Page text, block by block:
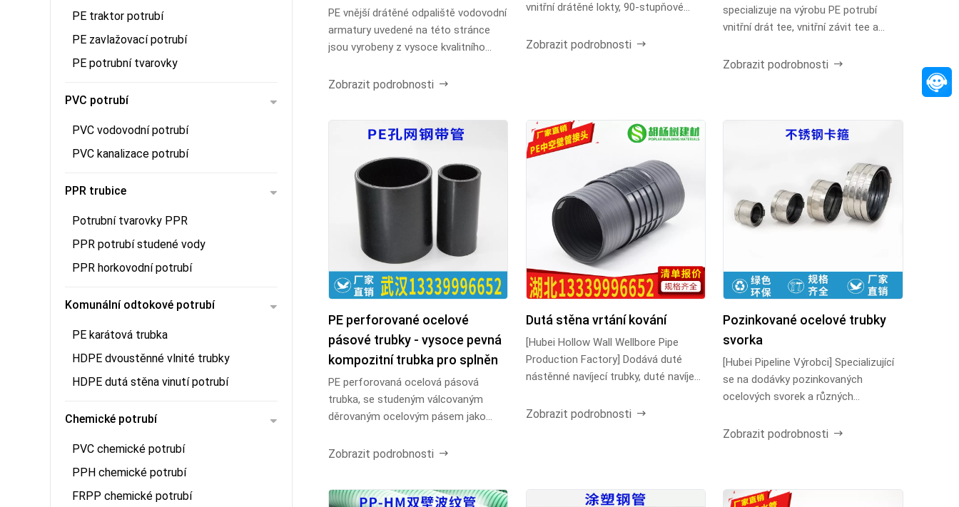
PE traktor potrubí
PE zavlažovací potrubí
PE potrubní tvarovky
PVC potrubí
PVC vodovodní potrubí
PVC kanalizace potrubí
PPR trubice
Potrubní tvarovky PPR
PPR potrubí studené vody
PPR horkovodní potrubí
Komunální odtokové potrubí
PE karátová trubka
HDPE dvoustěnné vlnité trubky
HDPE dutá stěna vinutí potrubí
Chemické potrubí
PVC chemické potrubí
PPH chemické potrubí
FRPP chemické potrubí
PE vnější drátěné odpaliště vodovodní
armatury uvedené na této stránce
jsou vyrobeny z vysoce kvalitního
Zobrazit podrobnosti
vnitřní drátěné lokty, 90-stupňové
Zobrazit podrobnosti
specializuje na výrobu PE potrubí
vnitřní drát tee, vnitřní závit tee a
Zobrazit podrobnosti
PE perforované ocelové
pásové trubky - vysoce pevná
kompozitní trubka pro splněn
PE perforovaná ocelová pásová
trubka, se studeným válcovaným
děrovaným ocelovým pásem jako
Zobrazit podrobnosti
Dutá stěna vrtání kování
[Hubei Hollow Wall Wellbore Pipe
Production Factory] Dodává duté
nástěnné navíjecí trubky, duté navíjecí
Zobrazit podrobnosti
Pozinkované ocelové trubky
svorka
[Hubei Pipeline Výrobci] Specializující
se na dodávky pozinkovaných
ocelových svorek a různých
Zobrazit podrobnosti